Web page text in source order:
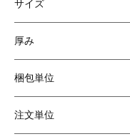
サイズ
厚み
梱包単位
注文単位